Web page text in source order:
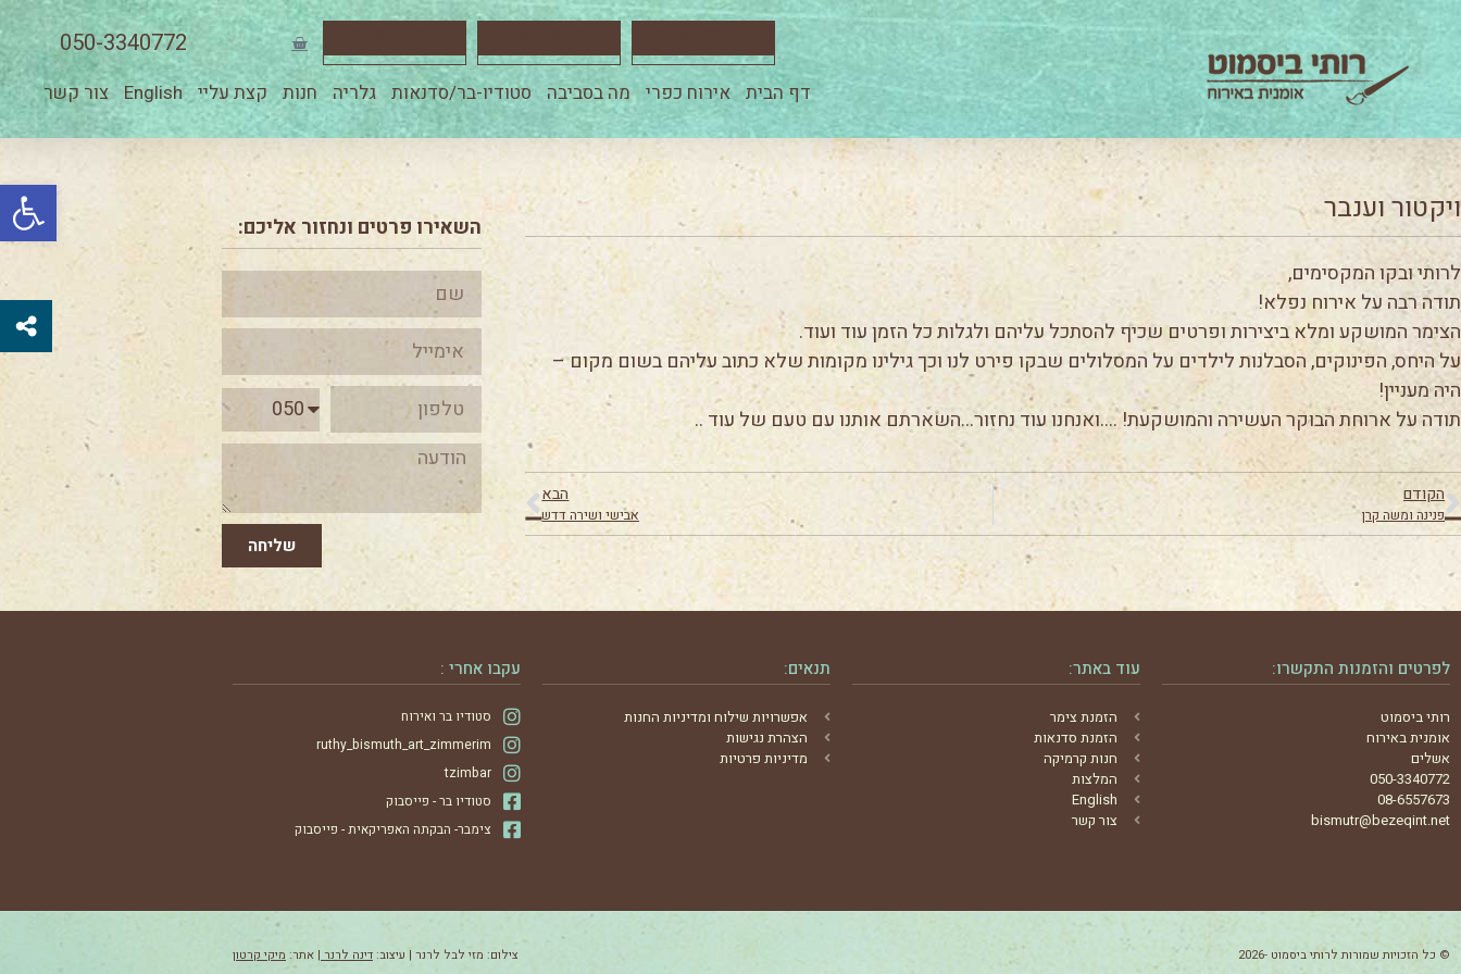
פתח
050-3340772
דף הבית אירוח כפרי מה בסביבה סטודיו-בר/סדנאות גלריה חנות קצת עליי English צור קשר
ויקטור וענבר
לרותי ובקו המקסימים,
תודה רבה על אירוח נפלא!
הצימר המושקע ומלא ביצירות ופרטים שכיף להסתכל עליהם ולגלות כל הזמן עוד ועוד.
על היחס, הפינוקים, הסבלנות לילדים על המסלולים שבקו פירט לנו וכך גילינו מקומות שלא כתוב עליהם בשום מקום –
היה מעניין!
תודה על ארוחת הבוקר העשירה והמושקעת! ….ואנחנו עוד נחזור…השארתם אותנו עם טעם של עוד ..
הקודם
פנינה ומשה קרן
הבא
אבישי ושירה דדש
השאירו פרטים ונחזור אליכם:
שליחה
לפרטים והזמנות התקשרו:
רותי ביסמוט
אומנית באירוח
אשלים
050-3340772
08-6557673
bismutr@bezeqint.net
עוד באתר:
הזמנת צימר
הזמנת סדנאות
חנות קרמיקה
המלצות
English
צור קשר
תנאים:
אפשרויות שילוח ומדיניות החנות
הצהרת נגישות
מדיניות פרטיות
עקבו אחרי :
סטודיו בר ואירוח
ruthy_bismuth_art_zimmerim
tzimbar
סטודיו בר - פייסבוק
צימבר- הבקתה האפריקאית - פייסבוק
© כל הזכויות שמורות לרותי ביסמוט -2026 צילום: מזי לבל לרנר | עיצוב: דינה לרנר | אתר: מיקי קרטון